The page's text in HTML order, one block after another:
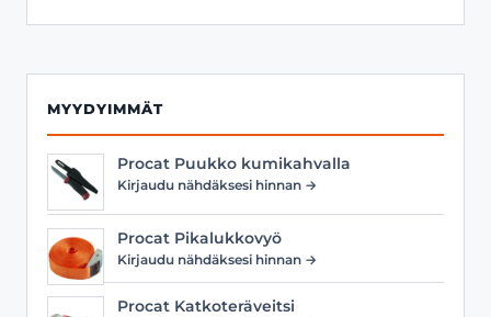
MYYDYIMMÄT
Procat Puukko kumikahvalla
Kirjaudu nähdäksesi hinnan →
Procat Pikalukkovyö
Kirjaudu nähdäksesi hinnan →
Procat Katkoteräveitsi